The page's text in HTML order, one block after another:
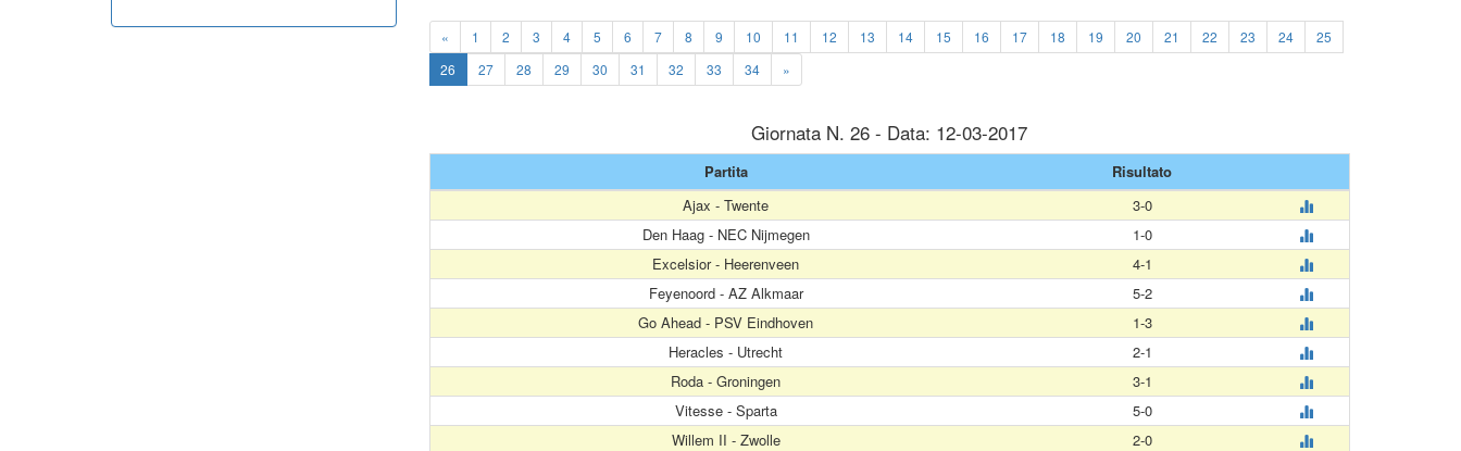
« 1 2 3 4 5 6 7 8 9 10 11 12 13 14 15 16 17 18 19 20 21 22 23 24
25
26
27 28 29 30 31 32 33 34 »
Giornata N. 26 - Data: 12-03-2017
Partita
Risultato
Ajax - Twente
3-0
Den Haag - NEC Nijmegen
1-0
Excelsior - Heerenveen
4-1
Feyenoord - AZ Alkmaar
5-2
Go Ahead - PSV Eindhoven
1-3
Heracles - Utrecht
2-1
Roda - Groningen
3-1
Vitesse - Sparta
5-0
Willem II - Zwolle
2-0